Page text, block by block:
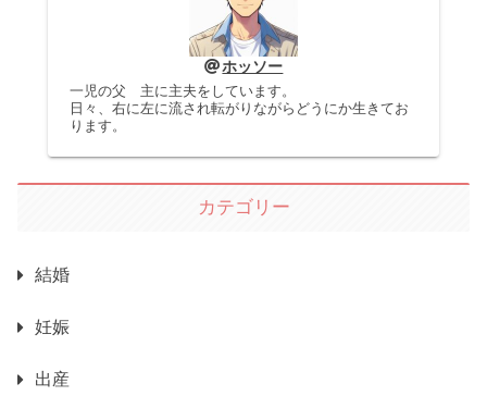
ホッソー
一児の父 主に主夫をしています。
日々、右に左に流され転がりながらどうにか生きてお
ります。
カテゴリー
結婚
妊娠
出産